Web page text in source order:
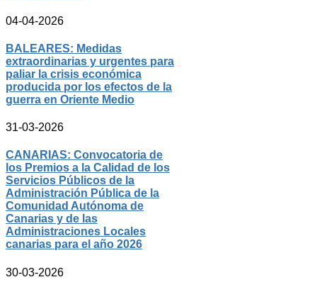
04-04-2026
BALEARES: Medidas
extraordinarias y urgentes para
paliar la crisis económica
producida por los efectos de la
guerra en Oriente Medio
31-03-2026
CANARIAS: Convocatoria de
los Premios a la Calidad de los
Servicios Públicos de la
Administración Pública de la
Comunidad Autónoma de
Canarias y de las
Administraciones Locales
canarias para el año 2026
30-03-2026